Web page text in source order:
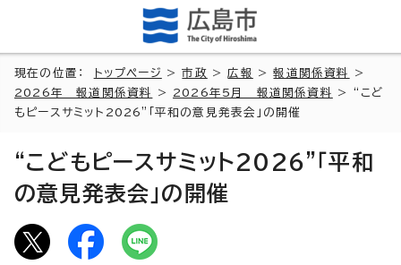
現在の位置： トップページ >市政 >広報 >報道関係資料
>
2026年 報道関係資料
> 2026年5月 報道関係資料
> “こど
もピースサミット2026”「平和の意見発表会」の開催
“こどもピースサミット2026”「平和
の意見発表会」の開催